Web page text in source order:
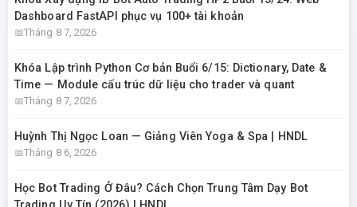
Dashboard FastAPI phục vụ 100+ tài khoản
Tháng 8 7, 2026
Khóa Lập trình Python Cơ bản Buổi 6/15: Dictionary, Date &
Time — Module cấu trúc dữ liệu cho trader và quant
Tháng 8 7, 2026
Huỳnh Thị Ngọc Loan — Giảng Viên Yoga & Spa | HNDL
Tháng 8 6, 2026
Học Bot Trading Ở Đâu? Cách Chọn Trung Tâm Dạy Bot